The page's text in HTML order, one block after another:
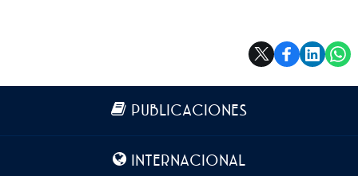
Más información
PUBLICACIONES
INTERNACIONAL